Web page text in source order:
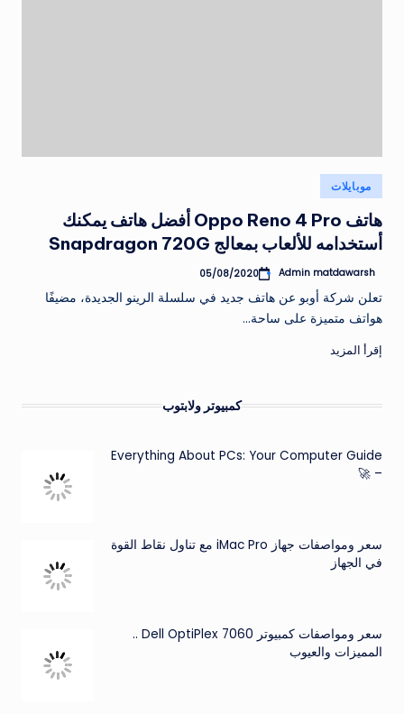
نُشر
في
موبايلات
هاتف Oppo Reno 4 Pro أفضل هاتف يمكنك
أستخدامه للألعاب بمعالج Snapdragon 720G
تمّ
بواسطة
Admin matdawarsh
05/08/2020
تعلن شركة أوبو عن هاتف جديد في سلسلة الرينو الجديدة، مضيفًا
هواتف متميزة على ساحة…
إقرأ المزيد
كمبيوتر ولابتوب
Everything About PCs: Your Computer Guide
– 🚀
سعر ومواصفات جهاز iMac Pro مع تناول نقاط القوة
في الجهاز
سعر ومواصفات كمبيوتر Dell OptiPlex 7060 ..
المميزات والعيوب